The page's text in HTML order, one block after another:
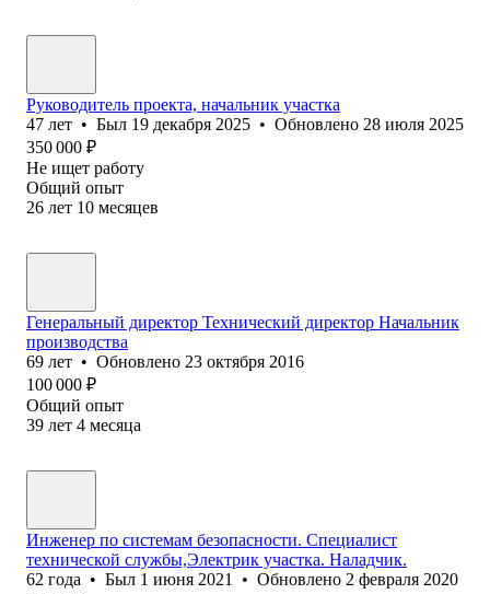
Руководитель проекта, начальник участка
47 лет • Был 19 декабря 2025 • Обновлено 28 июля 2025
350 000 ₽
Не ищет работу
Общий опыт
26 лет 10 месяцев
Генеральный директор Технический директор Начальник
производства
69 лет • Обновлено 23 октября 2016
100 000 ₽
Общий опыт
39 лет 4 месяца
Инженер по системам безопасности. Специалист
технической службы,Электрик участка. Наладчик.
62 года • Был 1 июня 2021 • Обновлено 2 февраля 2020